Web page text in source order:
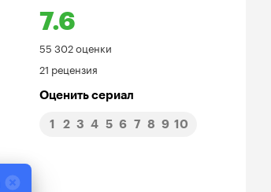
7.6
Рейтинг
Кинопоиска
7.6
55 302 оценки
21 рецензия
Оценить сериал
1 2 3 4 5 6 7 8 9 10